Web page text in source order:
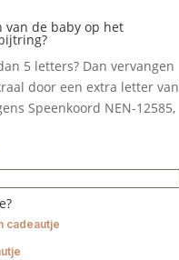
van de baby op het
5 letters? Dan vervangen
door een extra letter van
Speenkoord NEN-12585,
cadeautje